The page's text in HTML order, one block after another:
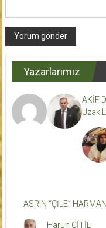
Yazarlarımız
AKİF
Uzak
ASRIN “ÇİLE”
Harun ÇİTİL